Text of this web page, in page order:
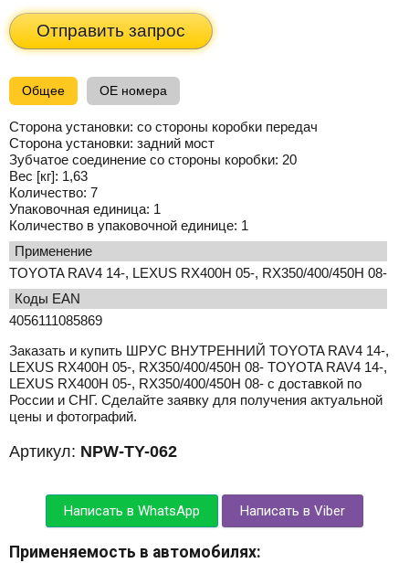
Отправить запрос
Общее OE номера
Сторона установки: со стороны коробки передач
Сторона установки: задний мост
Зубчатое соединение со стороны коробки: 20
Вес [кг]: 1,63
Количество: 7
Упаковочная единица: 1
Количество в упаковочной единице: 1
применение
TOYOTA RAV4 14-, LEXUS RX400H 05-, RX350/400/450H 08-
Коды EAN
4056111085869
Заказать и купить ШРУС ВНУТРЕННИЙ TOYOTA RAV4 14-,
LEXUS RX400H 05-, RX350/400/450H 08- TOYOTA RAV4 14-,
LEXUS RX400H 05-, RX350/400/450H 08- с доставкой по
России и СНГ. Сделайте заявку для получения актуальной
цены и фотографий.
Артикул: NPW-TY-062
Написать в WhatsApp Написать в Viber
Применяемость в автомобилях: